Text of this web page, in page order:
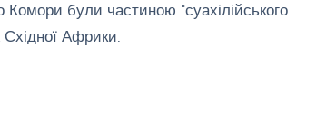
Комори були частиною "суахілійського
Африки.